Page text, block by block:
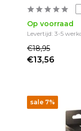
Op voorraad
Levertijd: 3-5
€18,95
€13,56
sale 7%